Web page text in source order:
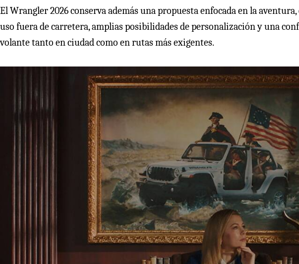
El Wrangler 2026 conserva además una propuesta enfocada en la
uso fuera de carretera, amplias posibilidades de personalización y una
volante tanto en ciudad como en rutas más exigentes.